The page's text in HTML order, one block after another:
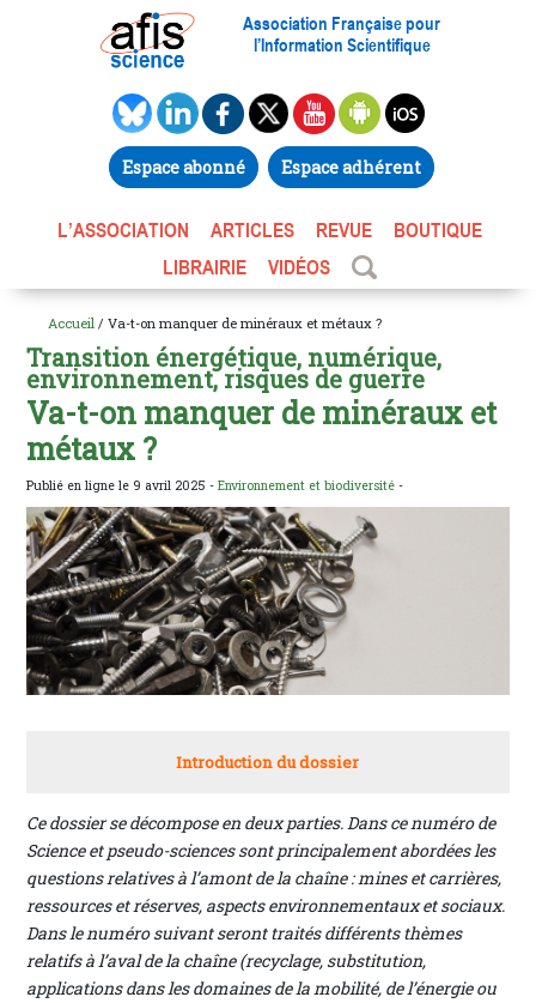
Association Française pour
l’Information Scientifique
Espace abonné Espace adhérent
L’ASSOCIATION ARTICLES REVUE
BOUTIQUE
LIBRAIRIE
VIDÉOS
Accueil / Va-t-on manquer de minéraux et métaux ?
Transition énergétique, numérique,
environnement, risques de guerre
Va-t-on manquer de minéraux et
métaux ?
Publié en ligne le 9 avril 2025 -Environnement et biodiversité -
Introduction du dossier
Ce dossier se décompose en deux parties. Dans ce numéro de
Science et pseudo-sciences sont principalement abordées les
questions relatives à l’amont de la chaîne : mines et carrières,
ressources et réserves, aspects environnementaux et sociaux.
Dans le numéro suivant seront traités différents thèmes
relatifs à l’aval de la chaîne (recyclage, substitution,
applications dans les domaines de la mobilité, de l’énergie ou